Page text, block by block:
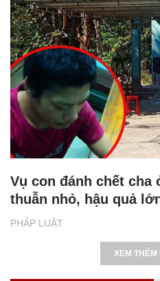
PHÁP LUẬT
Vụ con đánh chết cha
thuẫn nhỏ, hậu quả
XEM THÊM